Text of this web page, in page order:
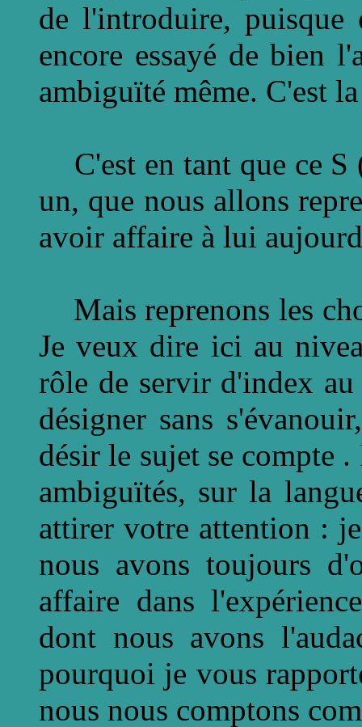
de l'introduire, puisque
encore essayé de bien
ambiguïté même. C'est
C'est en tant que ce S
un, que nous allons
avoir affaire à lui
Mais reprenons les
Je veux dire ici au
rôle de servir d'index
désigner sans
désir le sujet se compte
ambiguïtés, sur la
attirer votre attention :
nous avons toujours
affaire dans
dont nous avons
pourquoi je vous
nous nous comptons